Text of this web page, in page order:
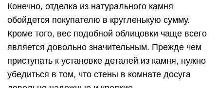
Конечно, отделка из натурального камня
обойдется покупателю в кругленькую сумму.
Кроме того, вес подобной облицовки чаще всего
является довольно значительным. Прежде чем
приступать к установке деталей из камня, нужно
убедиться в том, что стены в комнате досуга